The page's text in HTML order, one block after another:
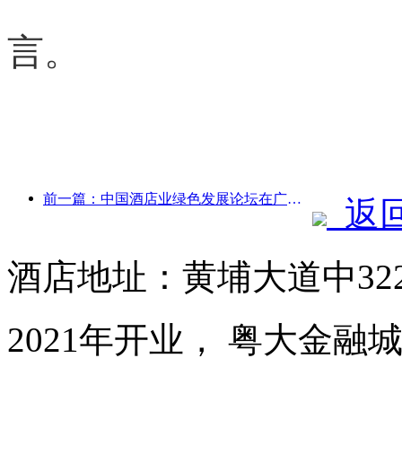
言。
前一篇：中国酒店业绿色发展论坛在广州举行
返
酒店地址：黄埔大道中
2021年开业， 粤大金